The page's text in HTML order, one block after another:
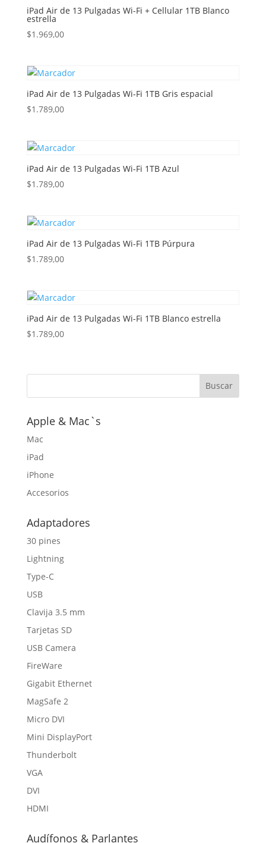
iPad Air de 13 Pulgadas Wi-Fi + Cellular 1TB Blanco
estrella
$1.969,00
iPad Air de 13 Pulgadas Wi-Fi 1TB Gris espacial
$1.789,00
iPad Air de 13 Pulgadas Wi-Fi 1TB Azul
$1.789,00
iPad Air de 13 Pulgadas Wi-Fi 1TB Púrpura
$1.789,00
iPad Air de 13 Pulgadas Wi-Fi 1TB Blanco estrella
$1.789,00
Apple & Mac`s
Mac
iPad
iPhone
Accesorios
Adaptadores
30 pines
Lightning
Type-C
USB
Clavija 3.5 mm
Tarjetas SD
USB Camera
FireWare
Gigabit Ethernet
MagSafe 2
Micro DVI
Mini DisplayPort
Thunderbolt
VGA
DVI
HDMI
Audífonos & Parlantes